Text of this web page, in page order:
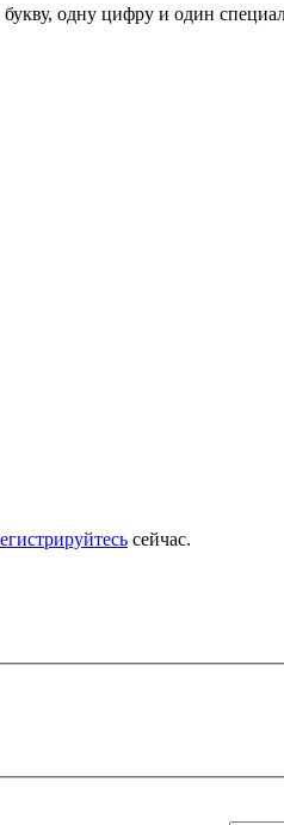
одну цифру и один
сейчас.